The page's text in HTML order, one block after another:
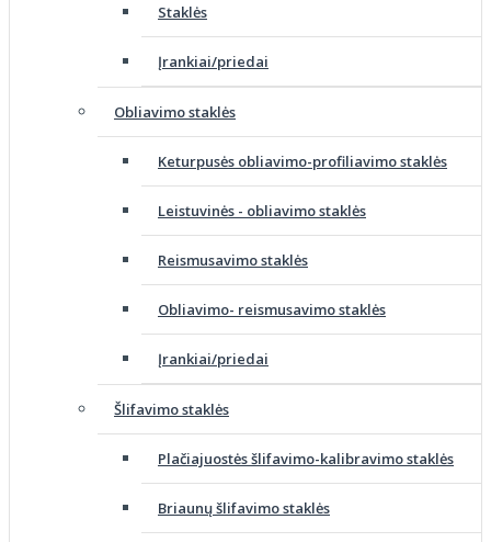
Staklės
Įrankiai/priedai
Obliavimo staklės
Keturpusės obliavimo-profiliavimo staklės
Leistuvinės - obliavimo staklės
Reismusavimo staklės
Obliavimo- reismusavimo staklės
Įrankiai/priedai
Šlifavimo staklės
Plačiajuostės šlifavimo-kalibravimo staklės
Briaunų šlifavimo staklės